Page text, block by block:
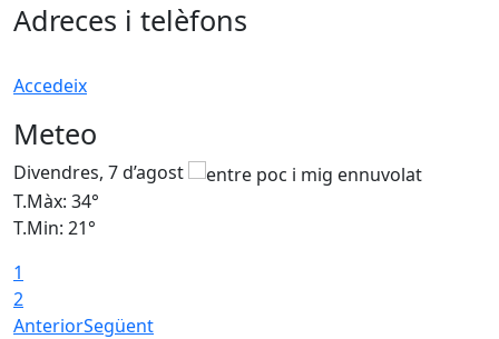
Adreces i telèfons
Accedeix
Meteo
Divendres, 7 d’agost
T.Màx: 34°
T.Min: 21°
1
2
AnteriorSegüent